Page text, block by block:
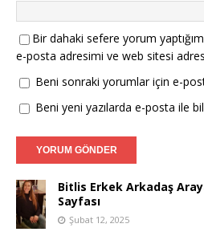
Bir dahaki sefere yorum
e-posta adresimi ve web sitesi
Beni sonraki yorumlar için e-
Beni yeni yazılarda e-posta ile
Bitlis Erkek Arkadaş
Sayfası
Şubat 12, 2025